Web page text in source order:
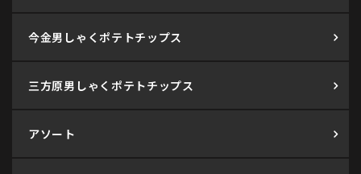
今金男しゃくポテトチップス
三方原男しゃくポテトチップス
アソート